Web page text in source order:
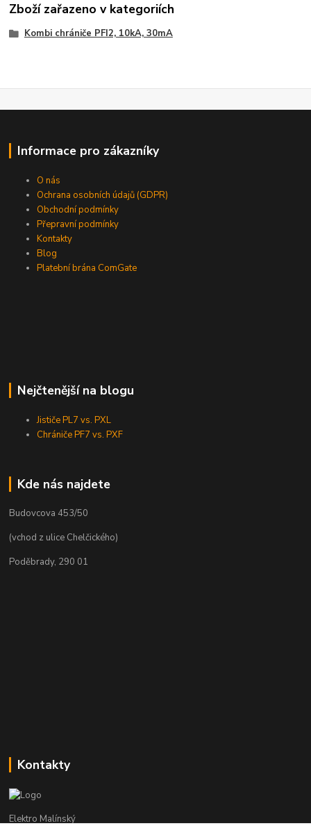
Zboží zařazeno v kategoriích
Kombi chrániče PFI2, 10kA, 30mA
Informace pro zákazníky
O nás
Ochrana osobních údajů (GDPR)
Obchodní podmínky
Přepravní podmínky
Kontakty
Blog
Platební brána ComGate
Nejčtenější na blogu
Jističe PL7 vs. PXL
Chrániče PF7 vs. PXF
Kde nás najdete
Budovcova 453/50
(vchod z ulice Chelčického)
Poděbrady, 290 01
Kontakty
Elektro Malínský